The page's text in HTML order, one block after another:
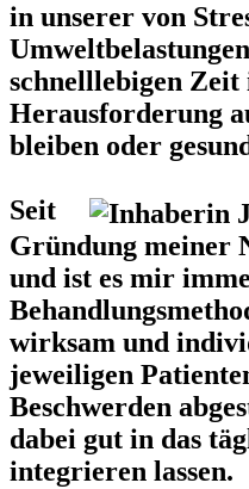
in unserer von
schnelllebigen Zeit
Herausforderung
bleiben oder
Seit
Gründung meiner
und ist es mir
wirksam und
jeweiligen
Beschwerden
dabei gut in das
integrieren lassen.